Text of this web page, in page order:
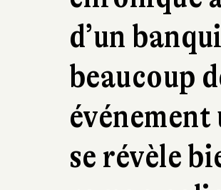
d’un
beaucoup
se révèle